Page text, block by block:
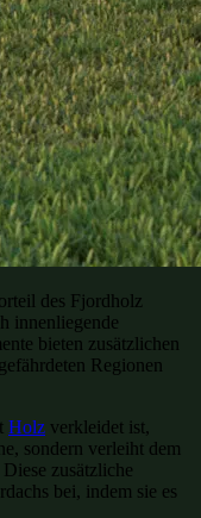
des Fjordholz
innenliegende
bieten zusätzlichen
Regionen
Holz verkleidet ist,
sondern verleiht dem
zusätzliche
bei, indem sie es